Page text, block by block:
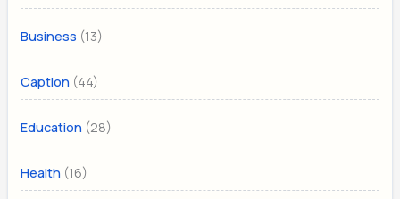
Business (13)
Caption (44)
Education (28)
Health (16)